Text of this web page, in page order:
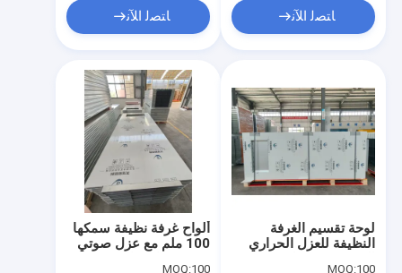
المنتجات
فيديوهات
برنامج VR
جولة في المصنع
الصناعيةﺎﺘﺼﻟ ﺍﻶﻧ ﺎﺘﺼﻟ ﺍﻶﻧ
ألواح غرفة نظيفة سمكها
100 ملم مع عزل صوتي
MOQ:100
لوحة تقسيم الغرفة
النظيفة للعزل الحراري
MOQ:100